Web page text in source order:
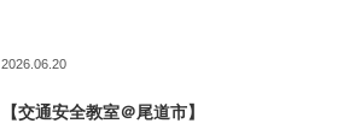
2026.06.20
【交通安全教室＠尾道市】